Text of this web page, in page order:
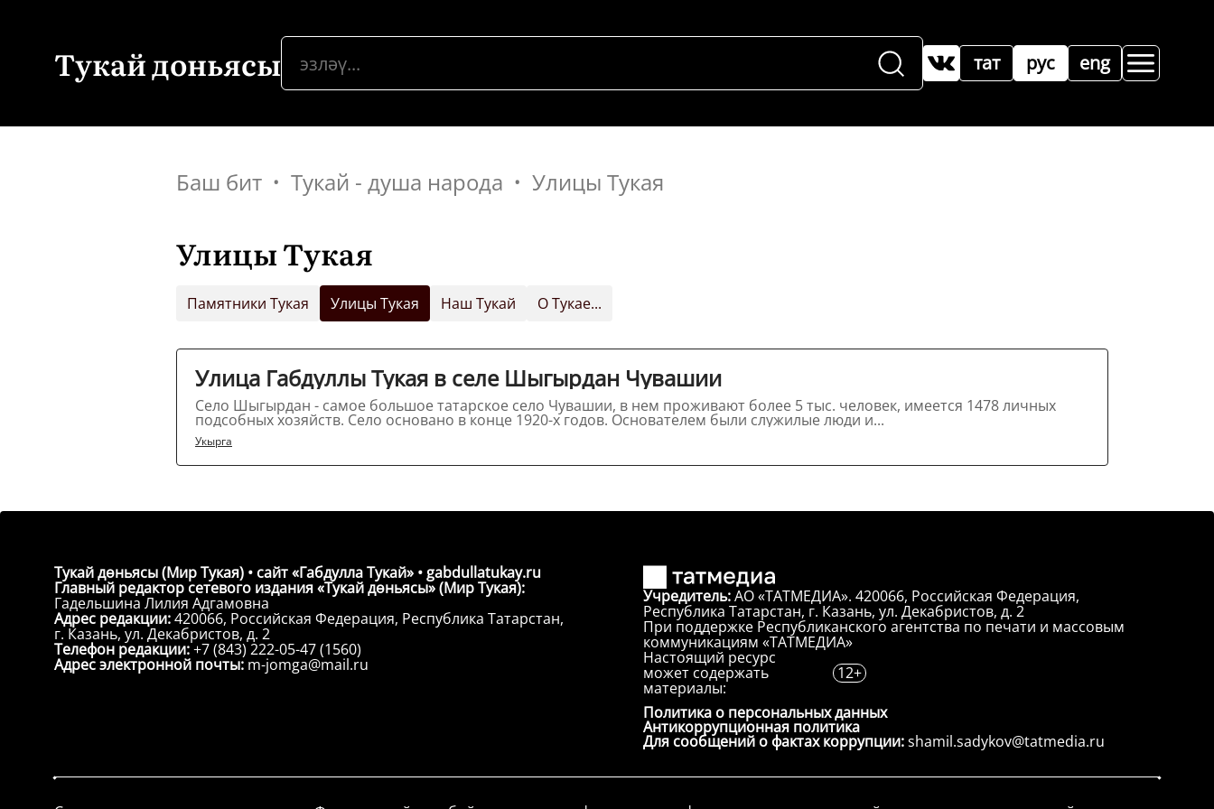
Тукай доньясы рус
тат eng
Баш бит Тукай - душа народа Улицы Тукая
Улицы Тукая
Памятники Тукая Улицы Тукая Наш Тукай О Тукае...
Улица Габдуллы Тукая в селе Шыгырдан Чувашии
Село Шыгырдан - самое большое татарское село Чувашии, в нем проживают более 5 тыс. человек, имеется 1478 личных
подсобных хозяйств. Село основано в конце 1920-х годов. Основателем были служилые люди и...
Укырга
Тукай дөньясы (Мир Тукая) • сайт «Габдулла Тукай» • gabdullatukay.ru
Главный редактор сетевого издания «Тукай дөньясы» (Мир Тукая):
Гадельшина Лилия Адгамовна
Адрес редакции:420066, Российская Федерация, Республика Татарстан,
г. Казань, ул. Декабристов, д. 2
Телефон редакции:+7 (843) 222-05-47 (1560)
Адрес электронной почты: m-jomga@mail.ru
Политика о персональных данных
Антикоррупционная политика
Для сообщений о фактах коррупции:shamil.sadykov@tatmedia.ru
Учредитель:АО «ТАТМЕДИА». 420066, Российская Федерация,
Республика Татарстан, г. Казань, ул. Декабристов, д. 2
При поддержке Республиканского агентства по печати и массовым
коммуникациям «ТАТМЕДИА»
Настоящий ресурс
может содержать
материалы:
12+